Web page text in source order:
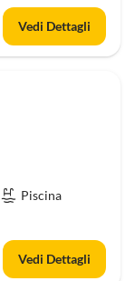
Vedi Dettagli
Piscina
Vedi Dettagli